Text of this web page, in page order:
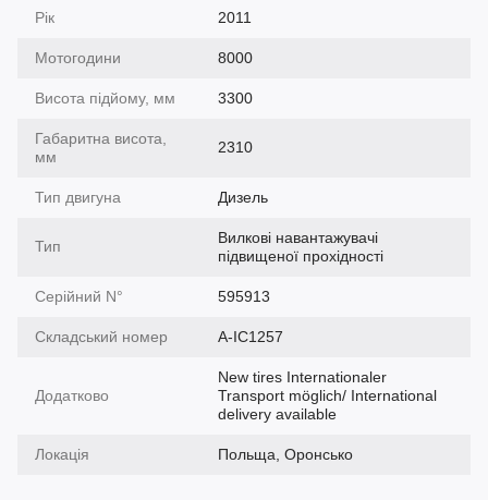
Рік 2011
Мотогодини 8000
Висота підйому, мм 3300
Габаритна висота,
мм
2310
Тип двигуна Дизель
Тип
Вилкові навантажувачі
підвищеної прохідності
Серійний N° 595913
Складський номер A-IC1257
Додатково
New tires Internationaler
Transport möglich/ International
delivery available
Локація Польща, Оронсько